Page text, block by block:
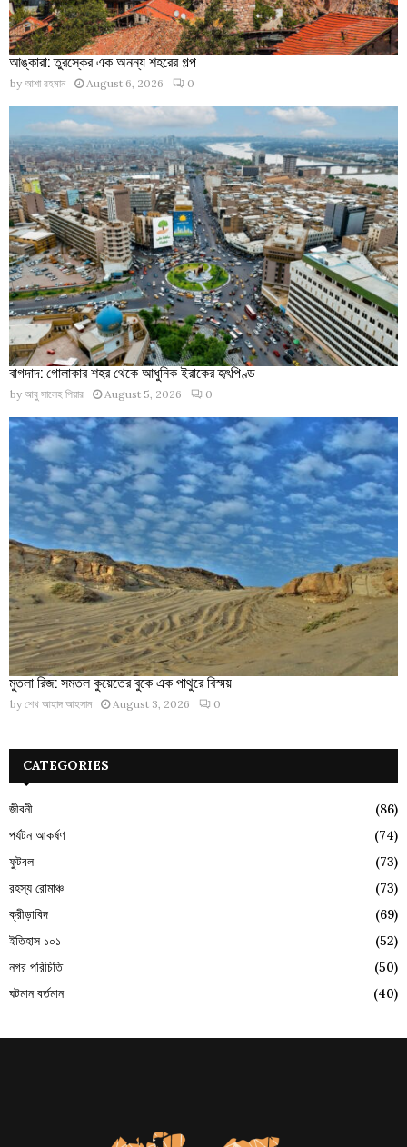
আঙ্কারা: তুরস্কের এক অনন্য শহরের গল্প
by আশা রহমান August 6, 2026 0
বাগদাদ: গোলাকার শহর থেকে আধুনিক ইরাকের হৃৎপিণ্ড
by আবু সালেহ পিয়ার August 5, 2026 0
মুতলা রিজ: সমতল কুয়েতের বুকে এক পাথুরে বিস্ময়
by শেখ আহাদ আহসান August 3, 2026 0
CATEGORIES
জীবনী
(86)
পর্যটন আকর্ষণ
(74)
ফুটবল
(73)
রহস্য রোমাঞ্চ
(73)
ক্রীড়াবিদ
(69)
ইতিহাস ১০১
(52)
নগর পরিচিতি
(50)
ঘটমান বর্তমান
(40)